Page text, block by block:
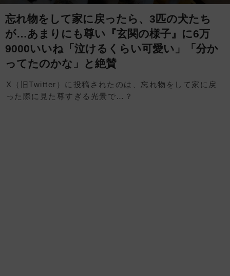
忘れ物をして家に戻ったら、3匹の犬たち
が…あまりにも尊い『玄関の様子』に6万
9000いいね「泣けるくらい可愛い」「分か
ってたのかな」と絶賛
X（旧Twitter）に投稿されたのは、忘れ物をして家に戻
った際に見た尊すぎる光景で…？